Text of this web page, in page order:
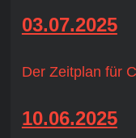
03.07.2025
Der Zeitplan für
10.06.2025